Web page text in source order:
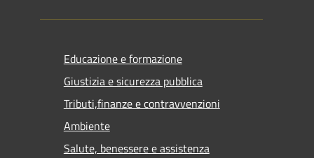
Educazione e formazione
Giustizia e sicurezza pubblica
Tributi,finanze e contravvenzioni
Ambiente
Salute, benessere e assistenza